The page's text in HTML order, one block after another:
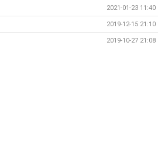
2021-01-23 11:40
2019-12-15 21:10
2019-10-27 21:08